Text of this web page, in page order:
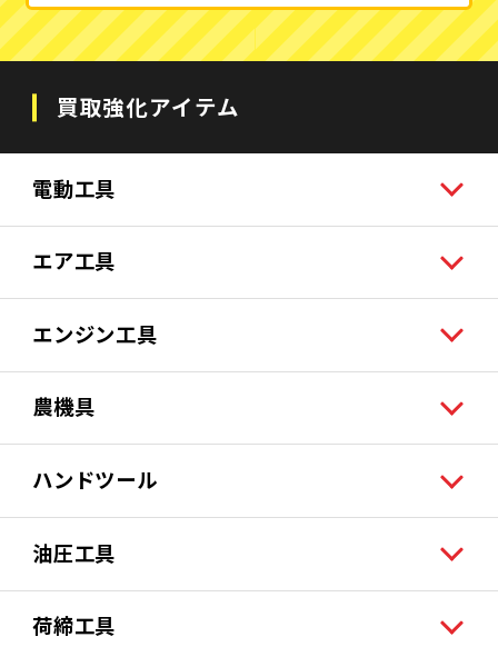
買取強化アイテム
電動工具
エア工具
エンジン工具
農機具
ハンドツール
油圧工具
荷締工具